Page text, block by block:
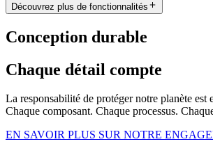
Découvrez plus de fonctionnalités
Conception durable
Chaque détail compte
La responsabilité de protéger notre planète est
Chaque composant. Chaque processus.
EN SAVOIR PLUS SUR NOTRE